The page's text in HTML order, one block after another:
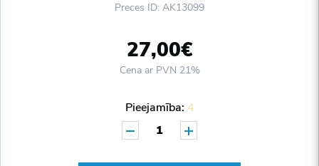
Preces ID: AK13099
27,00€
Cena ar PVN 21%
Pieejamība: 4
1